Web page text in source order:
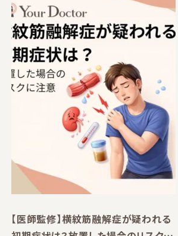
【医師監修】横紋筋融解症が疑われる